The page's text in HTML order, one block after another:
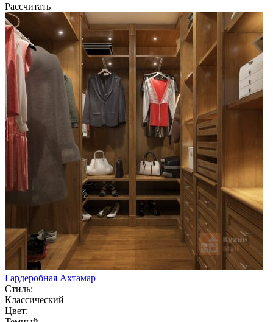
Рассчитать
Гардеробная Ахтамар
Стиль:
Классический
Цвет: